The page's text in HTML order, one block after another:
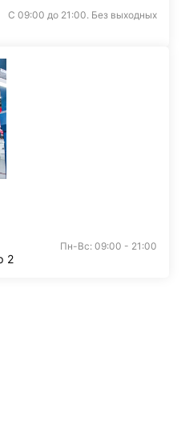
С 09:00 до 21:00. Без выходных
Пн-Вс: 09:00 - 21:00
2